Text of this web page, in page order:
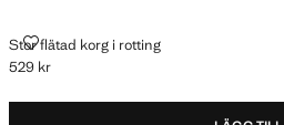
Stor flätad korg i rotting
STOR FLÄTAD KORG I ROTTING
Gällande pris [529 kr ]
529 kr